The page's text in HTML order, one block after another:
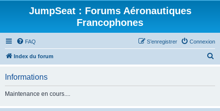
JumpSeat : Forums Aéronautiques
Francophones
FAQ Connexion
S’enregistrer
Index du forum
Informations
Maintenance en cours....